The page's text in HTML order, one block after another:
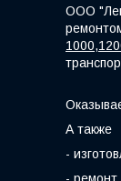
ООО
А также
-
- ремонт